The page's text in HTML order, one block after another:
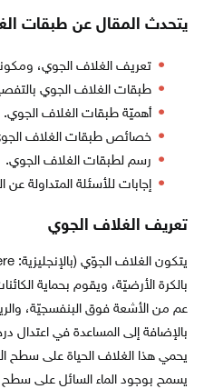
يتحدث المقال عن طبقات
تعريف الغلاف الجوي،
طبقات الغلاف الجوي
أهميّة طبقات الغلاف الجوي.
خصائص طبقات الغلاف
رسم لطبقات الغلاف الجوي.
إجابات للأسئلة المتداولة عن
تعريف الغلاف الجوي
بالكرة الأرضيّة، ويقوم بحماية
عم من الأشعة فوق البنفسجيّة،
بالإضافة إلى المساعدة في
يحمي هذا الغلاف الحياة على